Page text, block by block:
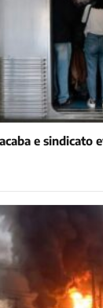
e sindicato